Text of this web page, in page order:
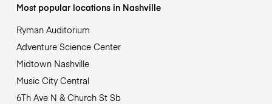
Most popular locations in Nashville
Ryman Auditorium
Adventure Science Center
Midtown Nashville
Music City Central
6Th Ave N & Church St Sb